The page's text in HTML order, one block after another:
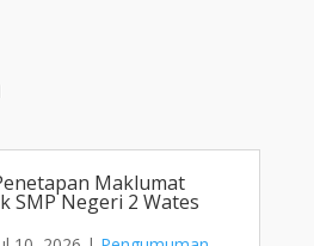
Maklumat
SMP Negeri 2 Wates